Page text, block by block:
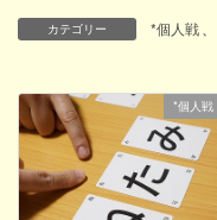
カテゴリー *個人戦、
*個人戦